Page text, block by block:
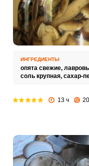
ИНГРЕДИЕНТЫ
опята свежие,
соль крупная, сахар-
13 ч